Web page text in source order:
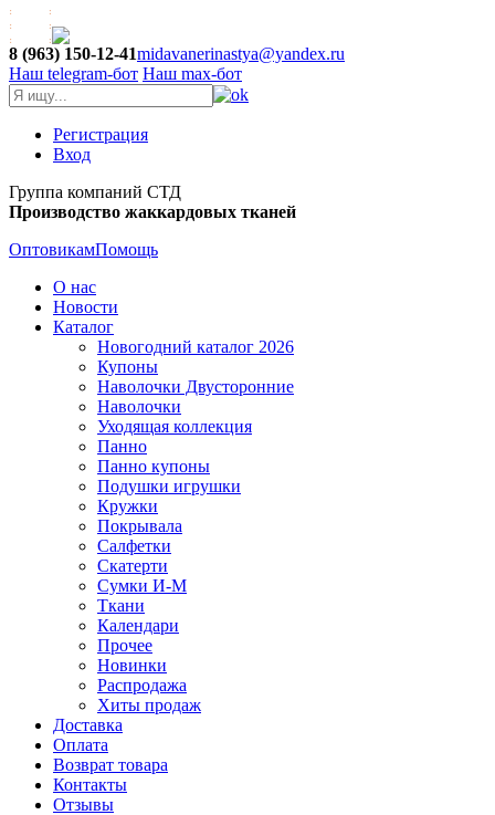
8 (963) 150-12-41midavanerinastya@yandex.ru
Наш telegram-бот Наш max-бот
Регистрация
Вход
Группа компаний СТД
Производство жаккардовых тканей
ОптовикамПомощь
О нас
Новости
Каталог
Новогодний каталог 2026
Купоны
Наволочки Двусторонние
Наволочки
Уходящая коллекция
Панно
Панно купоны
Подушки игрушки
Кружки
Покрывала
Салфетки
Скатерти
Сумки И-М
Ткани
Календари
Прочее
Новинки
Распродажа
Хиты продаж
Доставка
Оплата
Возврат товара
Контакты
Отзывы